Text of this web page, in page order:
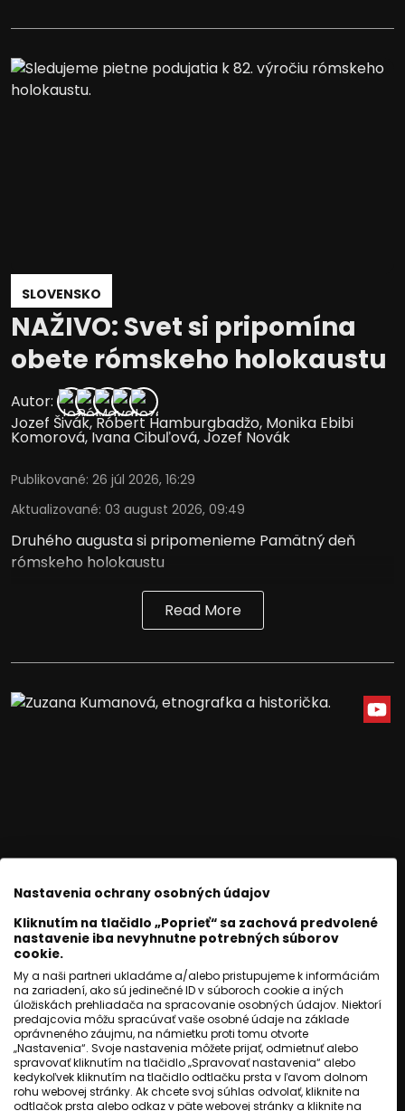
SLOVENSKO
NAŽIVO: Svet si pripomína
obete rómskeho holokaustu
Autor:
Jozef Šivák,Róbert Hamburgbadžo, Monika Ebibi
Komorová, Ivana Cibuľová,Jozef Novák
Publikované: 26 júl 2026, 16:29
Aktualizované: 03 august 2026, 09:49
Druhého augusta si pripomenieme Pamätný deň
rómskeho holokaustu
Read More
SLOVENSKO
Mali štyri až dvanásť rokov.
Deti z Bratislavy zomreli v
tábore smrti
Jozef Novák,Jozef Šivák
Nastavenia ochrany osobných údajov
Kliknutím na tlačidlo „Poprieť“ sa zachová predvolené
nastavenie iba nevyhnutne potrebných súborov
cookie.
My a naši partneri ukladáme a/alebo pristupujeme k informáciám
na zariadení, ako sú jedinečné ID v súboroch cookie a iných
úložiskách prehliadača na spracovanie osobných údajov. Niektorí
predajcovia môžu spracúvať vaše osobné údaje na základe
oprávneného záujmu, na námietku proti tomu otvorte
„Nastavenia“. Svoje nastavenia môžete prijať, odmietnuť alebo
spravovať kliknutím na tlačidlo „Spravovať nastavenia“ alebo
kedykoľvek kliknutím na tlačidlo odtlačku prsta v ľavom dolnom
rohu webovej stránky. Ak chcete svoj súhlas odvolať, kliknite na
odtlačok prsta alebo odkaz v päte webovej stránky a kliknite na